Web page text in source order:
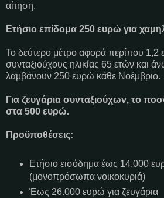
αίτηση.
Ετήσιο επίδομα 250 ευρώ για
Το δεύτερο μέτρο αφορά περίπου 1,2
συνταξιούχους ηλικίας 65 ετών και
λαμβάνουν 250 ευρώ κάθε Νοέμβριο.
Για ζευγάρια συνταξιούχων, το
στα 500 ευρώ.
Προϋποθέσεις:
Ετήσιο εισόδημα έως 14.000
(μονοπρόσωπα νοικοκυριά)
Έως 26.000 ευρώ για ζευγάρια